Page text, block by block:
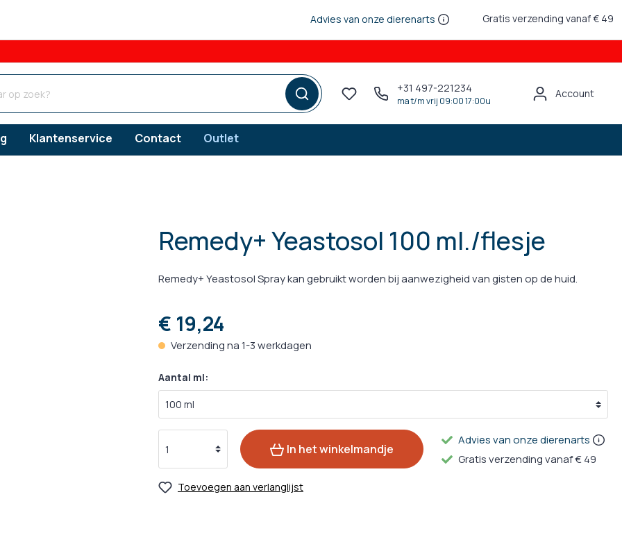
Advies van onze dierenarts Gratis verzending vanaf € 49
+31 497-221234
ma t/m vrij 09:00 17:00u
Account
Klantenservice Contact Outlet
Verzorgingsproducten
Gebitsverzorging
Oogverzorging
Huidverzorging
Vlooien
Teken
Medische Hulpmiddelen
Kalmeringsmiddelen
Probiotica
Remedy+ Yeastosol 100 ml./flesje
Remedy+ Yeastosol Spray kan gebruikt worden bij aanwezigheid van gisten op de huid.
€ 19,24
Verzending na 1-3 werkdagen
Aantal ml:
In het winkelmandje
Advies van onze dierenarts
Gratis verzending vanaf € 49
Toevoegen aan verlanglijst